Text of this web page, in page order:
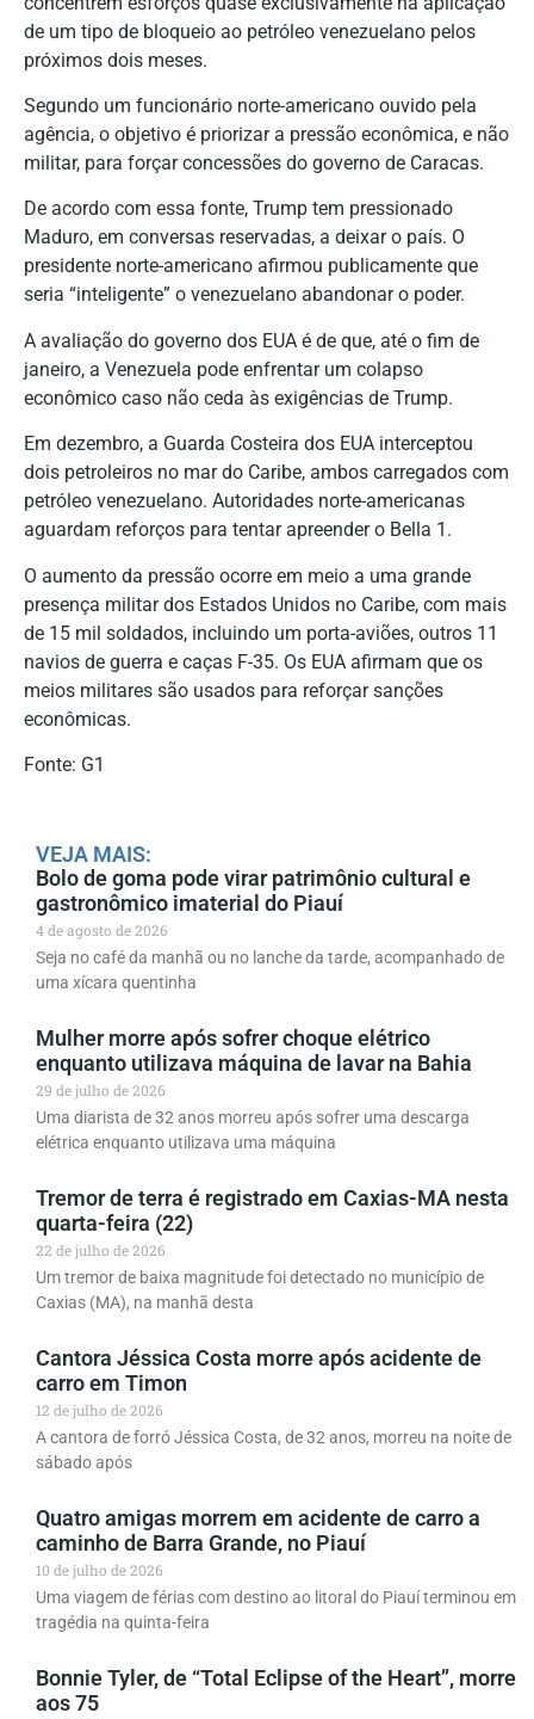
de um tipo de bloqueio ao petróleo venezuelano pelos
próximos dois meses.
Segundo um funcionário norte-americano ouvido pela
agência, o objetivo é priorizar a pressão econômica, e não
militar, para forçar concessões do governo de Caracas.
De acordo com essa fonte, Trump tem pressionado
Maduro, em conversas reservadas, a deixar o país. O
presidente norte-americano afirmou publicamente que
seria “inteligente” o venezuelano abandonar o poder.
A avaliação do governo dos EUA é de que, até o fim de
janeiro, a Venezuela pode enfrentar um colapso
econômico caso não ceda às exigências de Trump.
Em dezembro, a Guarda Costeira dos EUA interceptou
dois petroleiros no mar do Caribe, ambos carregados com
petróleo venezuelano. Autoridades norte-americanas
aguardam reforços para tentar apreender o Bella 1.
O aumento da pressão ocorre em meio a uma grande
presença militar dos Estados Unidos no Caribe, com mais
de 15 mil soldados, incluindo um porta-aviões, outros 11
navios de guerra e caças F-35. Os EUA afirmam que os
meios militares são usados para reforçar sanções
econômicas.
Fonte: G1
VEJA MAIS:
Bolo de goma pode virar patrimônio cultural e
gastronômico imaterial do Piauí
4 de agosto de 2026
Seja no café da manhã ou no lanche da tarde, acompanhado de
uma xícara quentinha
Mulher morre após sofrer choque elétrico
enquanto utilizava máquina de lavar na Bahia
29 de julho de 2026
Uma diarista de 32 anos morreu após sofrer uma descarga
elétrica enquanto utilizava uma máquina
Tremor de terra é registrado em Caxias-MA nesta
quarta-feira (22)
22 de julho de 2026
Um tremor de baixa magnitude foi detectado no município de
Caxias (MA), na manhã desta
Cantora Jéssica Costa morre após acidente de
carro em Timon
12 de julho de 2026
A cantora de forró Jéssica Costa, de 32 anos, morreu na noite de
sábado após
Quatro amigas morrem em acidente de carro a
caminho de Barra Grande, no Piauí
10 de julho de 2026
Uma viagem de férias com destino ao litoral do Piauí terminou em
tragédia na quinta-feira
Bonnie Tyler, de “Total Eclipse of the Heart”, morre
aos 75